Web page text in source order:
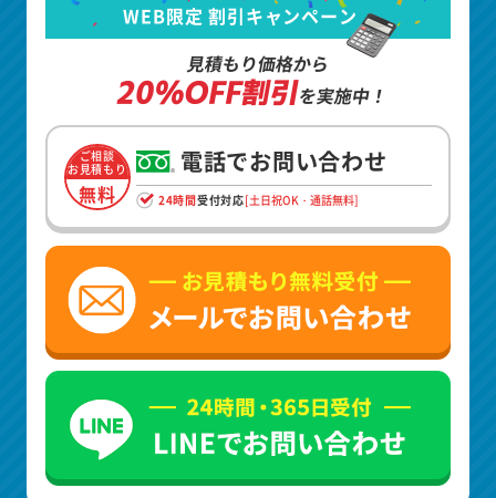
WEB限定 割引キャンペーン
見積もり価格から
20%OFF割引を実施中！
ご相談
お見積もり
無料
電話でお問い合わせ
24時間受付対応[土日祝OK・通話無料]